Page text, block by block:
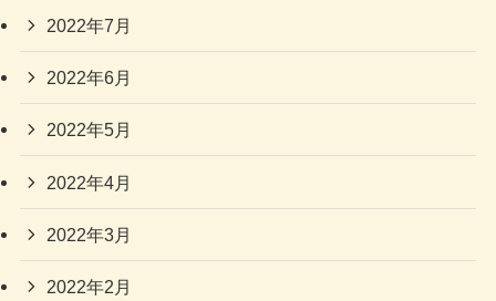
2022年7月
2022年6月
2022年5月
2022年4月
2022年3月
2022年2月